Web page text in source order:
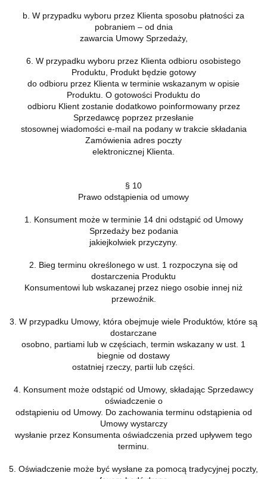
b. W przypadku wyboru przez Klienta sposobu płatności za
pobraniem – od dnia
zawarcia Umowy Sprzedaży,
6. W przypadku wyboru przez Klienta odbioru osobistego
Produktu, Produkt będzie gotowy
do odbioru przez Klienta w terminie wskazanym w opisie
Produktu. O gotowości Produktu do
odbioru Klient zostanie dodatkowo poinformowany przez
Sprzedawcę poprzez przesłanie
stosownej wiadomości e-mail na podany w trakcie składania
Zamówienia adres poczty
elektronicznej Klienta.
§ 10
Prawo odstąpienia od umowy
1. Konsument może w terminie 14 dni odstąpić od Umowy
Sprzedaży bez podania
jakiejkolwiek przyczyny.
2. Bieg terminu określonego w ust. 1 rozpoczyna się od
dostarczenia Produktu
Konsumentowi lub wskazanej przez niego osobie innej niż
przewoźnik.
3. W przypadku Umowy, która obejmuje wiele Produktów, które są
dostarczane
osobno, partiami lub w częściach, termin wskazany w ust. 1
biegnie od dostawy
ostatniej rzeczy, partii lub części.
4. Konsument może odstąpić od Umowy, składając Sprzedawcy
oświadczenie o
odstąpieniu od Umowy. Do zachowania terminu odstąpienia od
Umowy wystarczy
wysłanie przez Konsumenta oświadczenia przed upływem tego
terminu.
5. Oświadczenie może być wysłane za pomocą tradycyjnej poczty,